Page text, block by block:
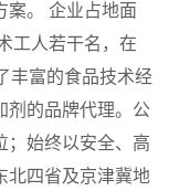
案。 企业占地面
工人若干名，在
丰富的食品技术经
剂的品牌代理。公
；始终以安全、高
北四省及京津冀地